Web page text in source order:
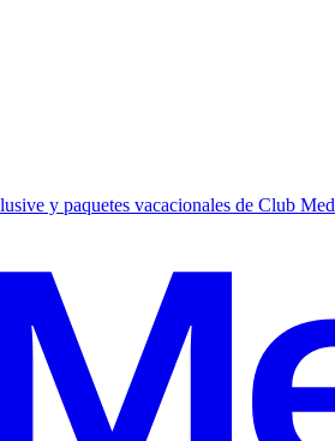
y paquetes vacacionales de Club Med